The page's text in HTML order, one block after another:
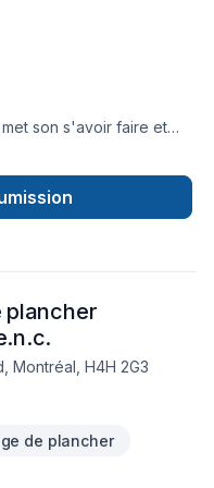
son s'avoir faire et
transformation
du cadre de vie
et un travail de qualité
des ses clients.
nous travaillons en
et
plancher
Montréal, H4H 2G3
de plancher